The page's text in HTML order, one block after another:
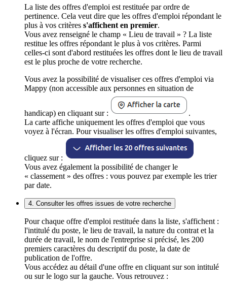
La liste des offres d'emploi est restituée par ordre de
pertinence. Cela veut dire que les offres d'emploi répondant le
plus à vos critères s'affichent en premier.
Vous avez renseigné le champ « Lieu de travail » ? La liste
restitue les offres répondant le plus à vos critères. Parmi
celles-ci sont d'abord restituées les offres dont le lieu de travail
est le plus proche de votre recherche.
Vous avez la possibilité de visualiser ces offres d'emploi via
Mappy (non accessible aux personnes en situation de
handicap) en cliquant sur :
.
La carte affiche uniquement les offres d'emploi que vous
voyez à l'écran. Pour visualiser les offres d'emploi suivantes,
cliquez sur :
Vous avez également la possibilité de changer le
« classement » des offres : vous pouvez par exemple les trier
par date.
4. Consulter les offres issues de votre recherche
Pour chaque offre d'emploi restituée dans la liste, s'affichent :
l'intitulé du poste, le lieu de travail, la nature du contrat et la
durée de travail, le nom de l'entreprise si précisé, les 200
premiers caractères du descriptif du poste, la date de
publication de l'offre.
Vous accédez au détail d'une offre en cliquant sur son intitulé
ou sur le logo sur la gauche. Vous retrouvez :